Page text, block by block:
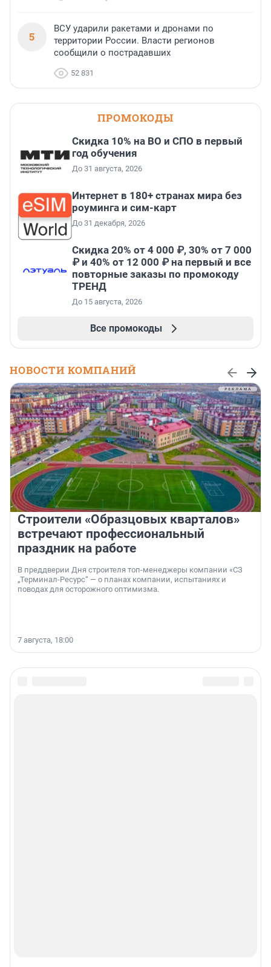
5
ВСУ ударили ракетами и дронами по
территории России. Власти регионов
сообщили о пострадавших
52 831
ПРОМОКОДЫ
Скидка 10% на ВО и СПО в первый
год обучения
До 31 августа, 2026
Интернет в 180+ странах мира без
роуминга и сим-карт
До 31 декабря, 2026
Скидка 20% от 4 000 ₽, 30% от 7 000
₽ и 40% от 12 000 ₽ на первый и все
повторные заказы по промокоду
ТРЕНД
До 15 августа, 2026
Все промокоды
НОВОСТИ КОМПАНИЙ
Строители «Образцовых кварталов»
встречают профессиональный
праздник на работе
В преддверии Дня строителя топ-менеджеры компании «СЗ
„Терминал-Ресурс“ — о планах компании, испытаниях и
поводах для осторожного оптимизма.
7 августа, 18:00